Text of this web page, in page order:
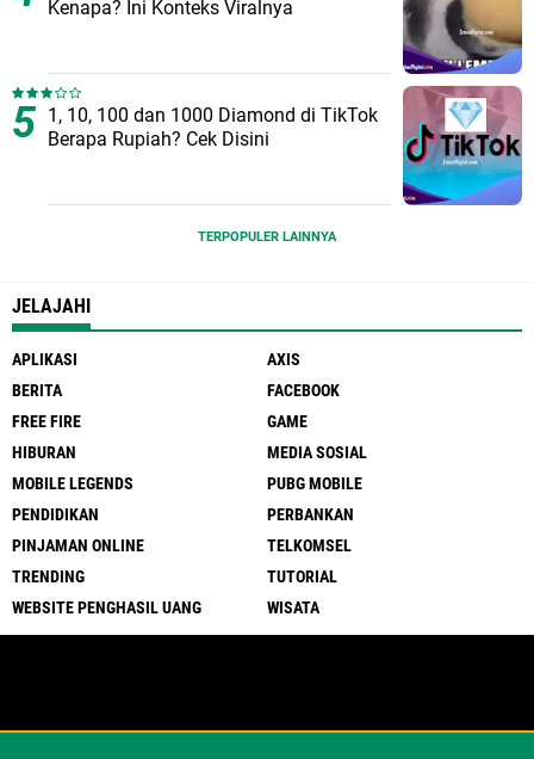
Kenapa? Ini Konteks Viralnya
1, 10, 100 dan 1000 Diamond di TikTok
Berapa Rupiah? Cek Disini
TERPOPULER LAINNYA
JELAJAHI
APLIKASI
AXIS
BERITA
FACEBOOK
FREE FIRE
GAME
HIBURAN
MEDIA SOSIAL
MOBILE LEGENDS
PUBG MOBILE
PENDIDIKAN
PERBANKAN
PINJAMAN ONLINE
TELKOMSEL
TRENDING
TUTORIAL
WEBSITE PENGHASIL UANG
WISATA